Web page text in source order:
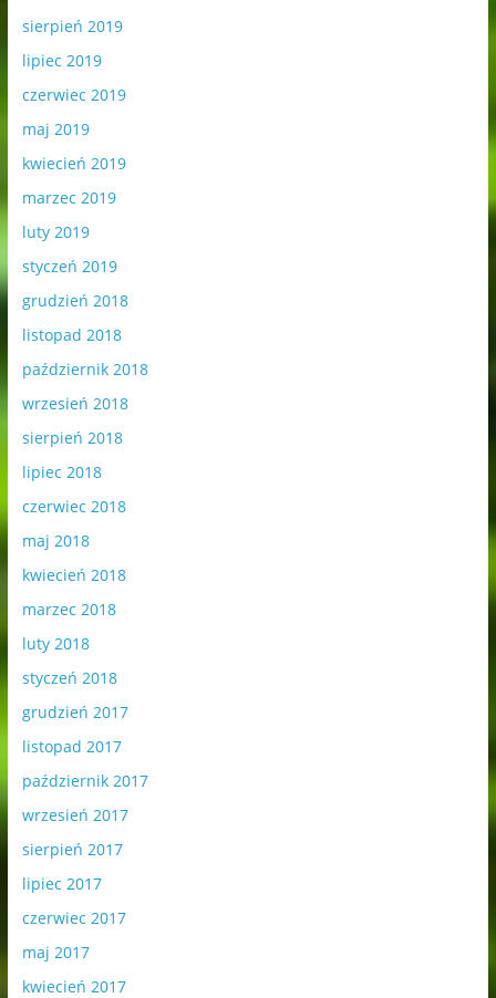
sierpień 2019
lipiec 2019
czerwiec 2019
maj 2019
kwiecień 2019
marzec 2019
luty 2019
styczeń 2019
grudzień 2018
listopad 2018
październik 2018
wrzesień 2018
sierpień 2018
lipiec 2018
czerwiec 2018
maj 2018
kwiecień 2018
marzec 2018
luty 2018
styczeń 2018
grudzień 2017
listopad 2017
październik 2017
wrzesień 2017
sierpień 2017
lipiec 2017
czerwiec 2017
maj 2017
kwiecień 2017